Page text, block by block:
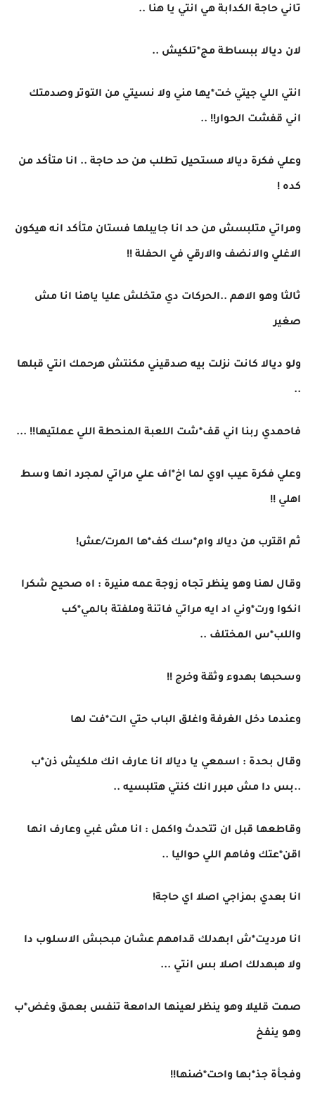
تاني حاجة الكدابة هي انتي يا هنا ..
لان ديالا ببساطة مج*تلكيش ..
انتي اللي جيتي خت*يها مني ولا نسيتي من التوتر وصدمتك
اني قفشت الحوار!! ..
وعلي فكرة ديالا مستحيل تطلب من حد حاجة .. انا متأكد من
كده !
ومراتي متلبسش من حد انا جايبلها فستان متأكد انه هيكون
الاغلي والانضف والارقي في الحفلة !!
ثالثا وهو الاهم ..الحركات دي متخلش عليا ياهنا انا مش
صغير
ولو ديالا كانت نزلت بيه صدقيني مكنتش هرحمك انتي قبلها
..
فاحمدي ربنا اني قف*شت اللعبة المنحطة اللي عملتيها!! ...
وعلي فكرة عيب اوي لما اخ*اف علي مراتي لمجرد انها وسط
اهلي !!
ثم اقترب من ديالا وام*سك كف*ها المرت/عش!
وقال لهنا وهو ينظر تجاه زوجة عمه منيرة : اه صحيح شكرا
انكوا ورت*وني اد ايه مراتي فاتنة وملفتة بالمي*كب
واللب*س المختلف ..
وسحبها بهدوء وثقة وخرج !!
وعندما دخل الغرفة واغلق الباب حتي الت*فت لها
وقال بحدة : اسمعي يا ديالا انا عارف انك ملكيش ذن*ب
..بس دا مش مبرر انك كنتي هتلبسيه ..
وقاطعها قبل ان تتحدث واكمل : انا مش غبي وعارف انها
اقن*عتك وفاهم اللي حواليا ..
انا بعدي بمزاجي اصلا اي حاجة!
انا مرديت*ش ابهدلك قدامهم عشان مبحبش الاسلوب دا
ولا هبهدلك اصلا بس انتي ...
صمت قليلا وهو ينظر لعينها الدامعة تنفس بعمق وغض*ب
وهو ينفخ
وفجأة جذ*بها واحت*ضنها!!